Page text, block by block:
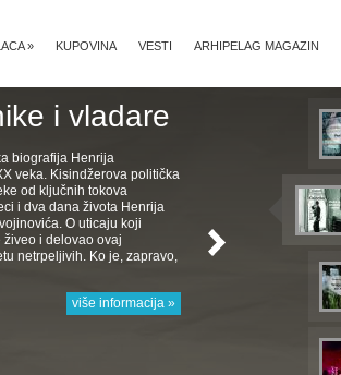
ARHIPELAG MAGAZIN
VESTI
KUPOVINA
»
i vladare
biografija Henrija
veka. Kisindžerova politička
od ključnih tokova
i dva dana života Henrija
O uticaju koji
i delovao ovaj
netrpeljivih. Ko je, zapravo,
više informacija »